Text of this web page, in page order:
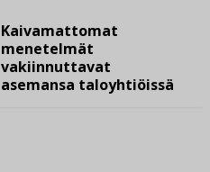
Kaivamattomat
menetelmät
vakiinnuttavat
asemansa taloyhtiöissä